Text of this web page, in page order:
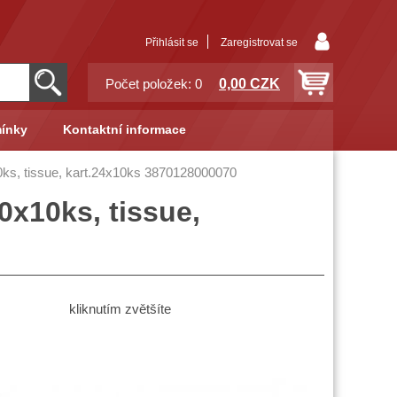
Přihlásit se Zaregistrovat se
Počet položek: 0 0,00 CZK
Kontaktní informace
tissue, kart.24x10ks 3870128000070
tissue,
kliknutím zvětšíte